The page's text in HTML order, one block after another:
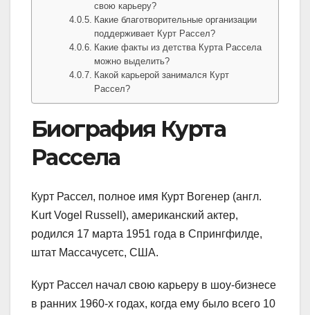
свою карьеру?
Какие благотворительные организации
поддерживает Курт Рассел?
Какие факты из детства Курта Рассела
можно выделить?
Какой карьерой занимался Курт
Рассел?
Биография Курта
Рассела
Курт Рассел, полное имя Курт Вогенер (англ.
Kurt Vogel Russell), американский актер,
родился 17 марта 1951 года в Спрингфилде,
штат Массачусетс, США.
Курт Рассел начал свою карьеру в шоу-бизнесе
в ранних 1960-х годах, когда ему было всего 10